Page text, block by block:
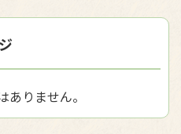
りません。